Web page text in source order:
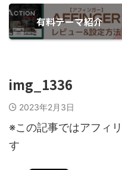
有料テーマ紹介
img_1336
2023年2月3日
※この記事ではアフィ
す